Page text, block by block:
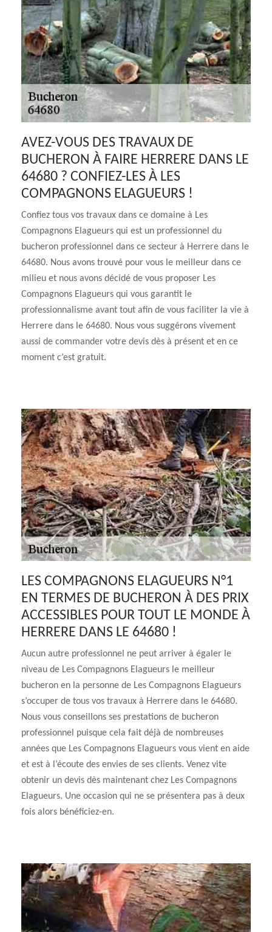
AVEZ-VOUS DES TRAVAUX DE
BUCHERON À FAIRE HERRERE DANS LE
64680 ? CONFIEZ-LES À LES
COMPAGNONS ELAGUEURS !
Confiez tous vos travaux dans ce domaine à Les
Compagnons Elagueurs qui est un professionnel du
bucheron professionnel dans ce secteur à Herrere dans le
64680. Nous avons trouvé pour vous le meilleur dans ce
milieu et nous avons décidé de vous proposer Les
Compagnons Elagueurs qui vous garantit le
professionnalisme avant tout afin de vous faciliter la vie à
Herrere dans le 64680. Nous vous suggérons vivement
aussi de commander votre devis dès à présent et en ce
moment c’est gratuit.
LES COMPAGNONS ELAGUEURS N°1
EN TERMES DE BUCHERON À DES PRIX
ACCESSIBLES POUR TOUT LE MONDE À
HERRERE DANS LE 64680 !
Aucun autre professionnel ne peut arriver à égaler le
niveau de Les Compagnons Elagueurs le meilleur
bucheron en la personne de Les Compagnons Elagueurs
s’occuper de tous vos travaux à Herrere dans le 64680.
Nous vous conseillons ses prestations de bucheron
professionnel puisque cela fait déjà de nombreuses
années que Les Compagnons Elagueurs vous vient en aide
et est à l’écoute des envies de ses clients. Venez vite
obtenir un devis dès maintenant chez Les Compagnons
Elagueurs. Une occasion qui ne se présentera pas à deux
fois alors bénéficiez-en.